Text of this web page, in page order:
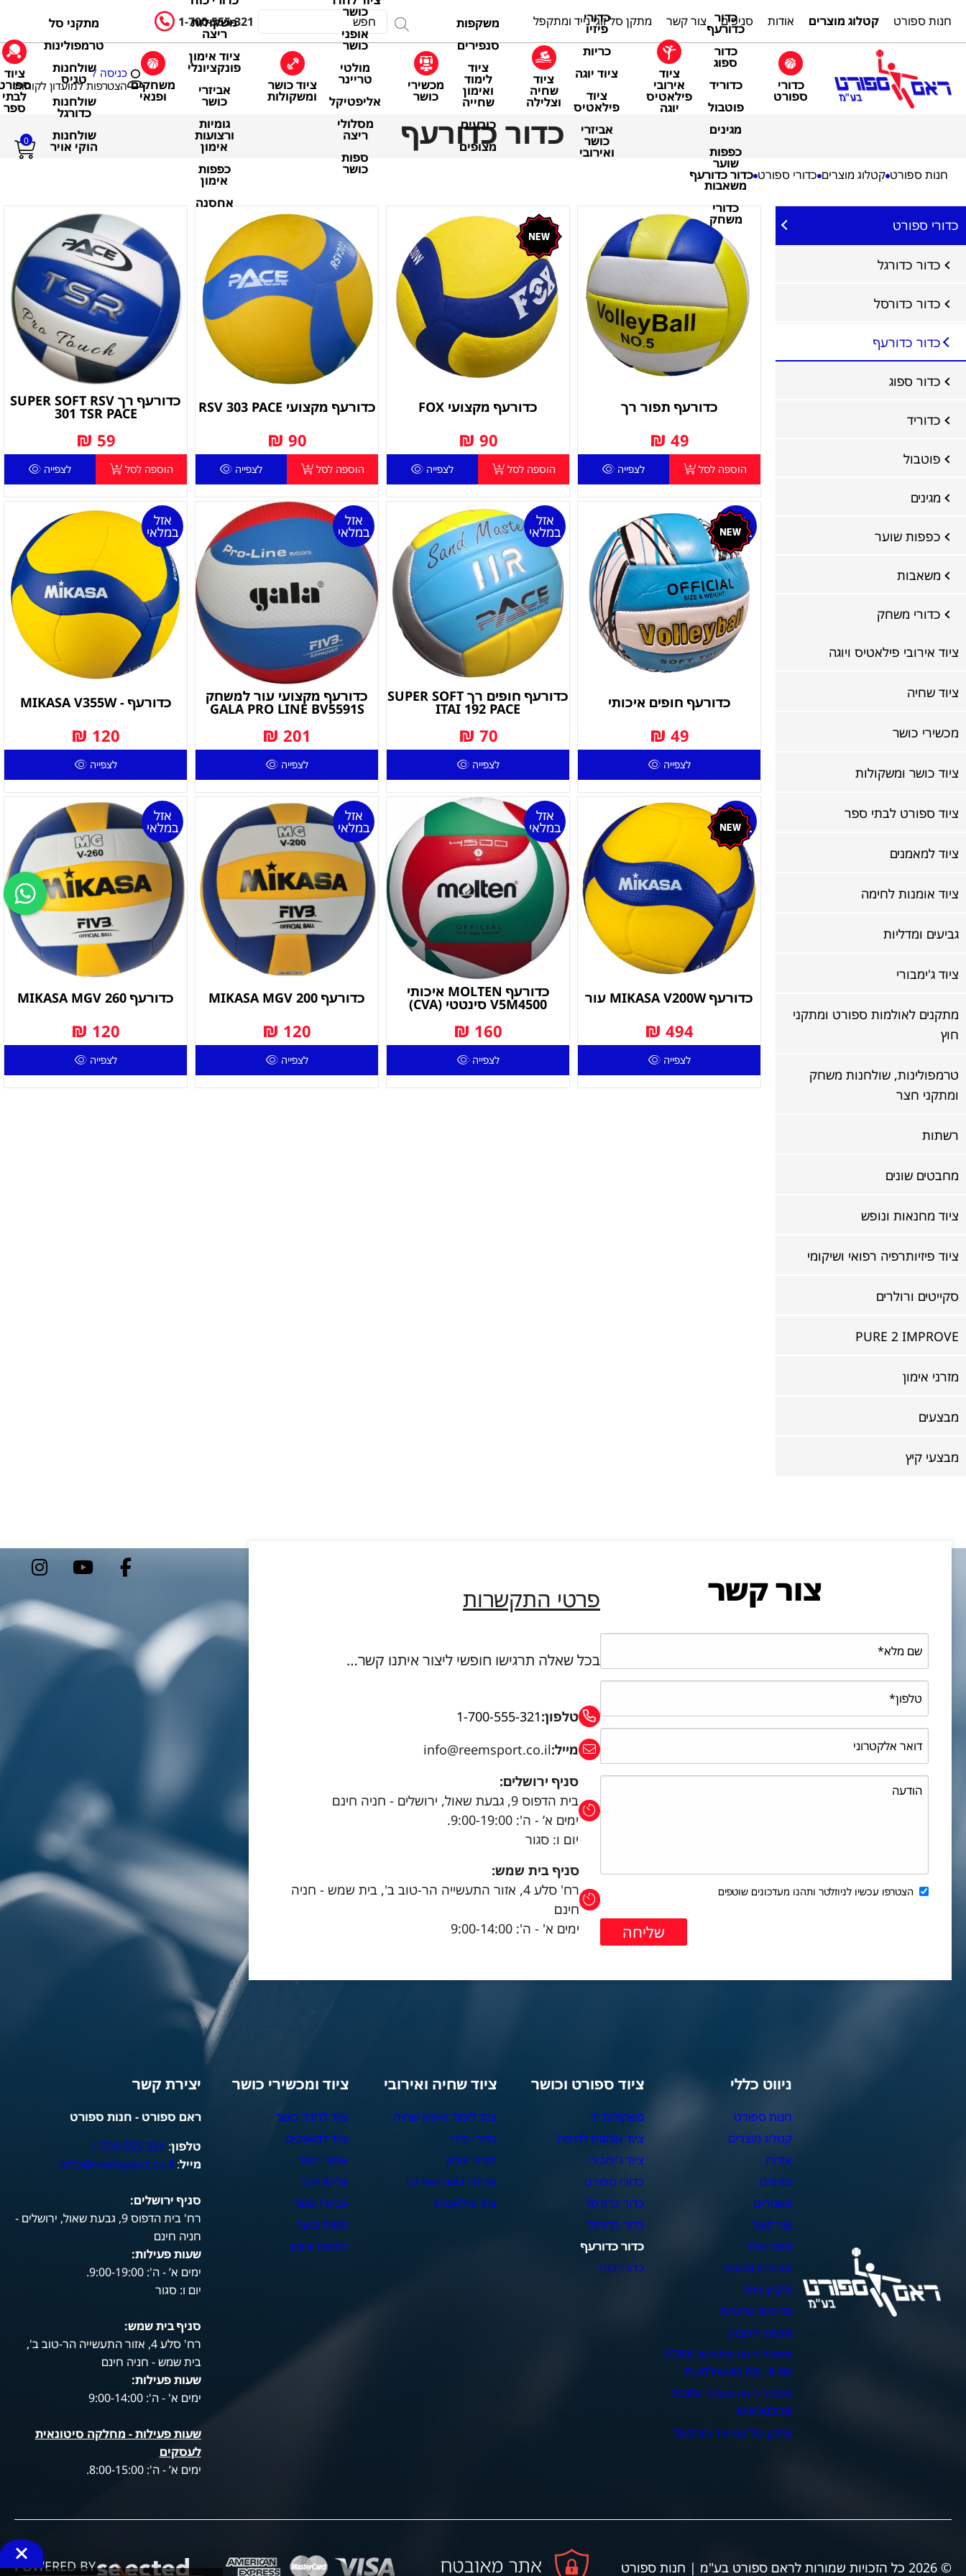
חנות ספורט קטלוג מוצרים אודות סניפים צור קשר מתקן סל זוגי נייד ומתקפל 1-700-555-321
כדורי
ספורט
כדור
כדורעף
כדור
ספוג
כדוריד
פוטבול
מגינים
כפפות
שוער
משאבות
כדורי
משחק
ציוד
אירובי
פילאטיס
יוגה
כדורי
פיזיו
כריות
ציוד יוגה
ציוד
פילאטיס
אביזרי
כושר
ואירובי
ציוד
שחיה
וצלילה
משקפות
סנפירים
ציוד
לימוד
ואימון
שחייה
כובעים
מצופים
מכשירי
כושר
כושר
אופני
כושר
מולטי
טריינר
אליפטיקל
מסלולי
ריצה
ספות
כושר
ציוד כושר
ומשקולות
משקולות
ריצה
ציוד אימון
פונקציונלי
אביזרי
כושר
גומיות
ורצועות
אימון
כפפות
אימון
אחסנה
משחקים
ופנאי
מתקני סל
טרמפולינות
שולחנות
טניס
שולחנות
כדורגל
שולחנות
הוקי אויר
ציוד
לבתי
ספר
כניסה /
הצטרפות למועדון לקוחות
0 כדור כדורעף
חנות ספורט קטלוג מוצרים כדורי ספורט כדור כדורעף
כדורי ספורט
כדור כדורגל
כדור כדורסל
כדור כדורעף
כדור ספוג
כדוריד
פוטבול
מגינים
כפפות שוער
משאבות
כדורי משחק
ציוד אירובי פילאטיס ויוגה
ציוד שחיה
מכשירי כושר
ציוד כושר ומשקולות
ציוד ספורט לבתי ספר
ציוד למאמנים
ציוד אומנות לחימה
גביעים ומדליות
ציוד ג'ימבורי
מתקנים לאולמות ספורט ומתקני
חוץ
טרמפולינות, שולחנות משחק
ומתקני חצר
רשתות
מחבטים שונים
ציוד מחנאות ונופש
ציוד פיזיותרפיה רפואי ושיקומי
סקייטים ורולרים
PURE 2 IMPROVE
מזרני אימון
מבצעים
מבצעי קיץ
כדורעף תפור רך
49
₪
הוספה לסל לצפייה
כדורעף מקצועי FOX
90
₪
הוספה לסל לצפייה
כדורעף מקצועי RSV 303 PACE
90
₪
הוספה לסל לצפייה
כדורעף רך SUPER SOFT RSV
301 TSR PACE
59
₪
הוספה לסל לצפייה
אזל
במלאי
כדורעף חופים איכותי
49
₪
לצפייה
אזל
במלאי
כדורעף חופים רך SUPER SOFT
ITAI 192 PACE
70
₪
לצפייה
אזל
במלאי
כדורעף מקצועי עור למשחק
GALA PRO LINE BV5591S
201
₪
לצפייה
אזל
במלאי
כדורעף - MIKASA V355W
120
₪
לצפייה
אזל
במלאי
כדורעף MIKASA V200W עור
494
₪
לצפייה
אזל
במלאי
כדורעף MOLTEN איכותי
V5M4500 סינטטי (CVA)
160
₪
לצפייה
אזל
במלאי
כדורעף MIKASA MGV 200
120
₪
לצפייה
אזל
במלאי
כדורעף MIKASA MGV 260
120
₪
לצפייה
צור קשר
הצטרפו עכשיו לניוזלטר ותהנו מעדכונים שוטפים
פרטי התקשרות
בכל שאלה תרגישו חופשי ליצור איתנו קשר…
טלפון:1-700-555-321
מייל:info@reemsport.co.il
סניף ירושלים:
בית הדפוס 9, גבעת שאול, ירושלים - חניה חינם
ימים א’ - ה': 9:00-19:00.
יום ו: סגור
סניף בית שמש:
רח' סלע 4, אזור התעשייה הר-טוב ב', בית שמש - חניה
חינם
ימים א' - ה': 9:00-14:00
ניווט כללי
חנות ספורט
קטלוג מוצרים
אודות
סניפים
מאמרים
צור קשר
מפת אתר
הצהרת נגישות
תקנון אתר
מדיניות פרטיות
מבצעי השבוע
מסלול ריצה פלטינום YORK
PLATINUM GEL R-90
מסלול ריצה מטדור YORK
MATADOR
מתקן סל זוגי נייד ומתקפל
ציוד ספורט וכושר
משקולות יד
ציוד אומנות לחימה
ציוד ג'ימבורי
כדורי ספורט
כדור כדורסל
כדור כדורגל
כדור כדורעף
כדורי כוח
ציוד שחיה ואירובי
ציוד לימוד ואימון שחיה
כדורי פיזיו
מזרני אימון
אביזרי כושר ואירובי
ציוד פילאטיס
ציוד ומכשירי כושר
ציוד לחדר כושר
ציוד למאמנים
אופני כושר
אליפטיקל
אביזרי כושר
ספות כושר
כפפות אימון
יצירת קשר
ראם ספורט - חנות ספורט
טלפון:
1-700-555-321
מייל:
info@reemsport.co.il
סניף ירושלים:
רח' בית הדפוס 9, גבעת שאול, ירושלים -
חניה חינם
שעות פעילות:
ימים א’ - ה': 9:00-19:00.
יום ו: סגור
סניף בית שמש:
רח' סלע 4, אזור התעשייה הר-טוב ב',
בית שמש - חניה חינם
שעות פעילות:
ימים א' - ה': 9:00-14:00
שעות פעילות - מחלקה סיטונאית
לעסקים
ימים א’ - ה': 8:00-15:00.
© 2026 כל הזכויות שמורות לראם ספורט בע"מ | חנות ספורט POWERED BY